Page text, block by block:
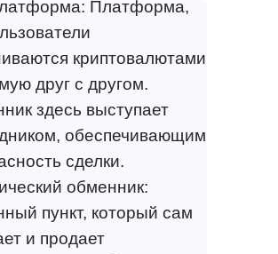
Платформа,
криптовалютами
друг с другом.
здесь выступает
обеспечивающим
сделки.
обменник:
пункт, который сам
и продает